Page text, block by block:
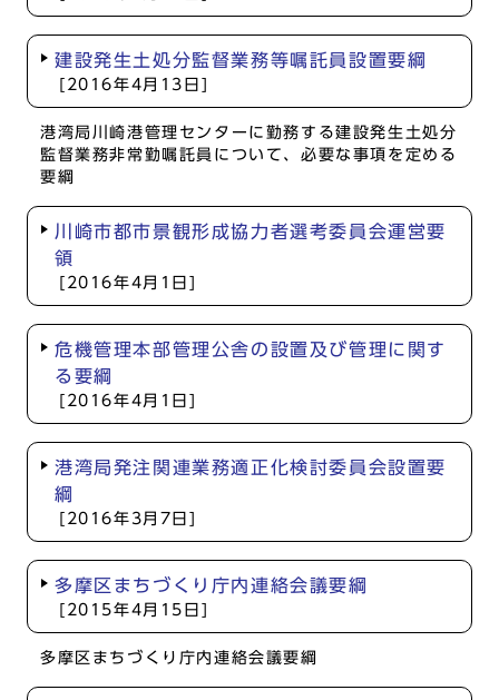
建設発生土処分監督業務等嘱託員設置要綱
[2016年4月13日]
港湾局川崎港管理センターに勤務する建設発生土処分
監督業務非常勤嘱託員について、必要な事項を定める
要綱
川崎市都市景観形成協力者選考委員会運営要
領
[2016年4月1日]
危機管理本部管理公舎の設置及び管理に関す
る要綱
[2016年4月1日]
港湾局発注関連業務適正化検討委員会設置要
綱
[2016年3月7日]
多摩区まちづくり庁内連絡会議要綱
[2015年4月15日]
多摩区まちづくり庁内連絡会議要綱